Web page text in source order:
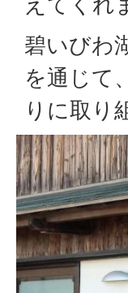
碧いびわ
を通じて
りに取り